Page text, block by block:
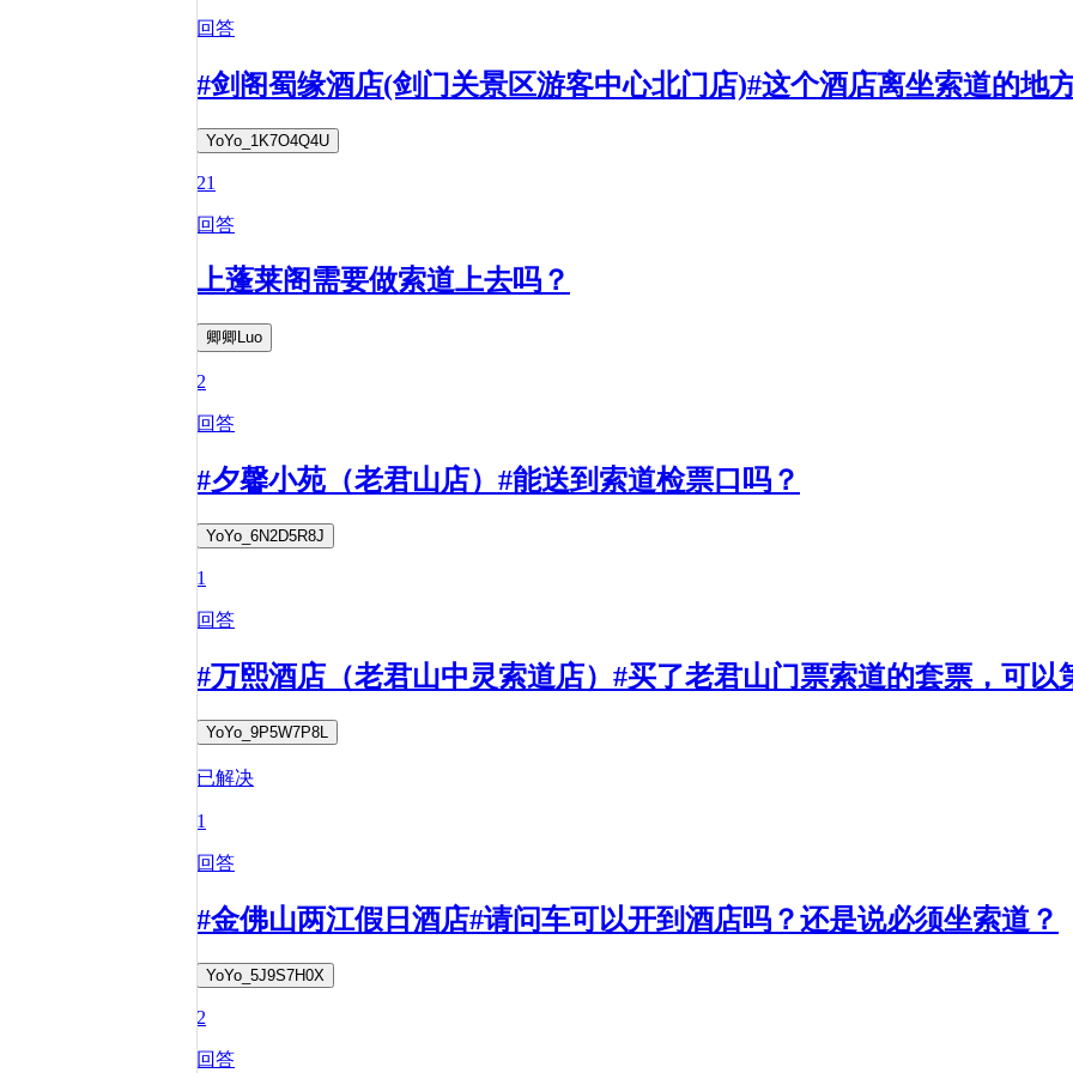
回答
#剑阁蜀缘酒店(剑门关景区游客中心北门店)#这个酒店离坐索道的地
YoYo_1K7O4Q4U
21
回答
上蓬莱阁需要做索道上去吗？
卿卿Luo
2
回答
#夕馨小苑（老君山店）#能送到索道检票口吗？
YoYo_6N2D5R8J
1
回答
#万熙酒店（老君山中灵索道店）#买了老君山门票索道的套票，可
YoYo_9P5W7P8L
已解决
1
回答
#金佛山两江假日酒店#请问车可以开到酒店吗？还是说必须坐索道？
YoYo_5J9S7H0X
2
回答